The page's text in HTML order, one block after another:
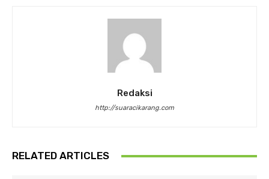
Redaksi
http://suaracikarang.com
RELATED ARTICLES